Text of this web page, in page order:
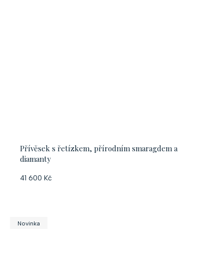
Přívěsek s řetízkem, přírodním smaragdem a
diamanty
41 600 Kč
Novinka